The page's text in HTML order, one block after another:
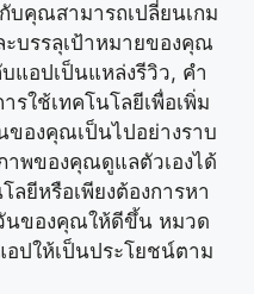
บคุณสามารถเปลี่ยนเกม
บรรลุเป้าหมายของคุณ
แอปเป็นแหล่งรีวิว, คำ
รใช้เทคโนโลยีเพื่อเพิ่ม
องคุณเป็นไปอย่างราบ
พของคุณดูแลตัวเองได้
ยีหรือเพียงต้องการหา
นของคุณให้ดีขึ้น หมวด
ปให้เป็นประโยชน์ตาม